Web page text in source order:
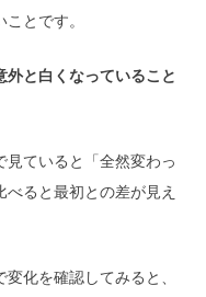
とです。
と白くなっていること
見ていると「全然変わっ
ると最初との差が見え
化を確認してみると、